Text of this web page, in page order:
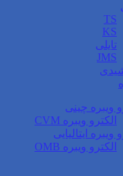
TS
KS
تایلی
JMS
ویبره چینی
الکترو ویبره CVM
ویبره ایتالیایی
الکترو ویبره OMB